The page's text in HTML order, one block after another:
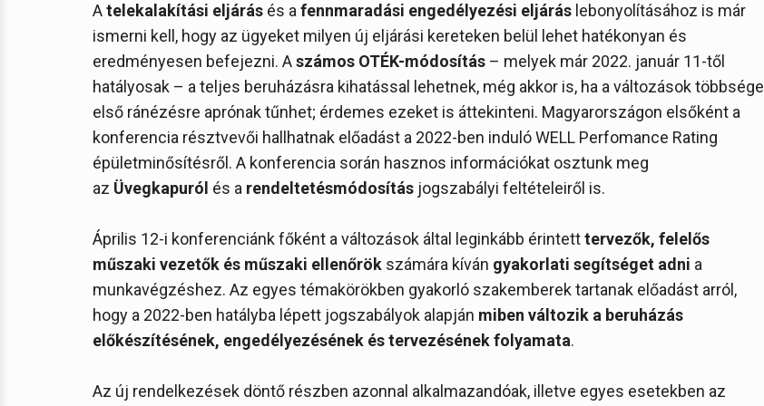
Atelekalakítási eljárás és a fennmaradási engedélyezési eljárás lebonyolításához is már
ismerni kell, hogy az ügyeket milyen új eljárási kereteken belül lehet hatékonyan és
eredményesen befejezni. Aszámos OTÉK-módosítás – melyek már 2022. január 11-től
hatályosak – a teljes beruházásra kihatással lehetnek, még akkor is, ha a változások többsége
első ránézésre aprónak tűnhet; érdemes ezeket is áttekinteni. Magyarországon elsőként a
konferencia résztvevői hallhatnak előadást a 2022-ben induló WELL Perfomance Rating
épületminősítésről. A konferencia során hasznos információkat osztunk meg
az Üvegkapuról és a rendeltetésmódosítás jogszabályi feltételeiről is.
Április 12-i konferenciánk főként a változások által leginkább érintetttervezők, felelős
műszaki vezetők és műszaki ellenőrök számára kíván gyakorlati segítséget adni a
munkavégzéshez. Az egyes témakörökben gyakorló szakemberek tartanak előadást arról,
hogy a 2022-ben hatályba lépett jogszabályok alapján miben változik a beruházás
előkészítésének, engedélyezésének és tervezésének folyamata.
Az új rendelkezések döntő részben azonnal alkalmazandóak, illetve egyes esetekben az